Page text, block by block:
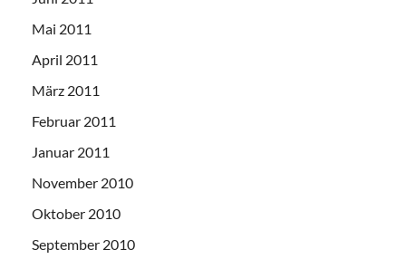
Mai 2011
April 2011
März 2011
Februar 2011
Januar 2011
November 2010
Oktober 2010
September 2010